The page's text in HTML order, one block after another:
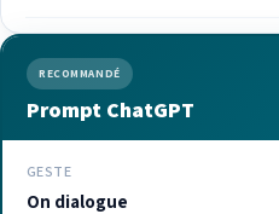
RECOMMANDÉ
Prompt ChatGPT
GESTE
On dialogue